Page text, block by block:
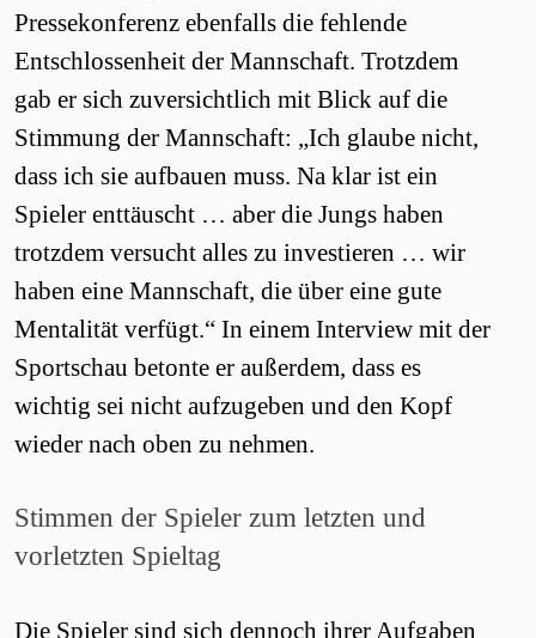
Pressekonferenz ebenfalls die fehlende
Entschlossenheit der Mannschaft. Trotzdem
gab er sich zuversichtlich mit Blick auf die
Stimmung der Mannschaft: „Ich glaube nicht,
dass ich sie aufbauen muss. Na klar ist ein
Spieler enttäuscht … aber die Jungs haben
trotzdem versucht alles zu investieren … wir
haben eine Mannschaft, die über eine gute
Mentalität verfügt.“ In einem Interview mit der
Sportschau betonte er außerdem, dass es
wichtig sei nicht aufzugeben und den Kopf
wieder nach oben zu nehmen.
Stimmen der Spieler zum letzten und
vorletzten Spieltag
Die Spieler sind sich dennoch ihrer Aufgaben